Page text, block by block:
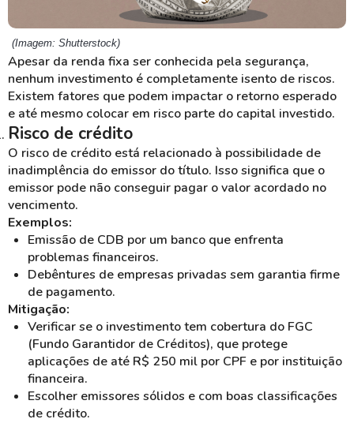
(Imagem: Shutterstock)
Apesar da renda fixa ser conhecida pela segurança,
nenhum investimento é completamente isento de riscos.
Existem fatores que podem impactar o retorno esperado
e até mesmo colocar em risco parte do capital investido.
Risco de crédito
O risco de crédito está relacionado à possibilidade de
inadimplência do emissor do título. Isso significa que o
emissor pode não conseguir pagar o valor acordado no
vencimento.
Exemplos:
Emissão de CDB por um banco que enfrenta
problemas financeiros.
Debêntures de empresas privadas sem garantia firme
de pagamento.
Mitigação:
Verificar se o investimento tem cobertura do FGC
(Fundo Garantidor de Créditos), que protege
aplicações de até R$ 250 mil por CPF e por instituição
financeira.
Escolher emissores sólidos e com boas classificações
de crédito.